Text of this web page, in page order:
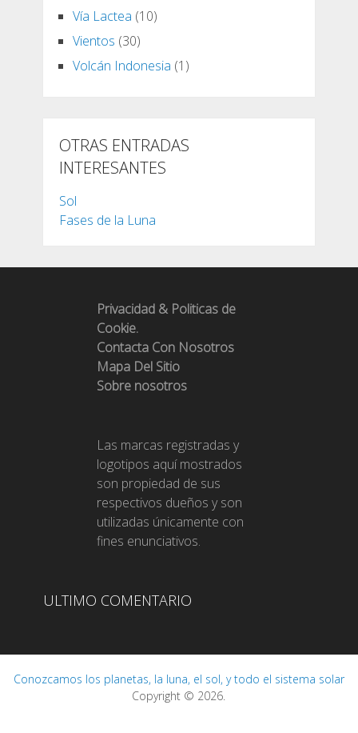
Vía Lactea (10)
Vientos (30)
Volcán Indonesia (1)
OTRAS ENTRADAS
INTERESANTES
Sol
Fases de la Luna
Privacidad & Politicas de
Cookie.
Contacta Con Nosotros
Mapa Del Sitio
Sobre nosotros
Las marcas registradas y
logotipos aquí mostrados
son propiedad de sus
respectivos dueños y son
utilizadas únicamente con
fines enunciativos.
ULTIMO COMENTARIO
Conozcamos los planetas, la luna, el sol, y todo el sistema solar
Copyright © 2026.